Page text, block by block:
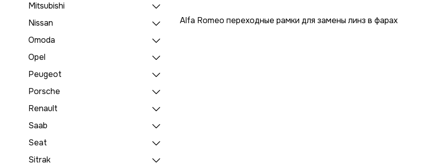
Alfa Romeo переходные рамки для замены линз в фарах
Mitsubishi
Nissan
Omoda
Opel
Peugeot
Porsche
Renault
Saab
Seat
Sitrak